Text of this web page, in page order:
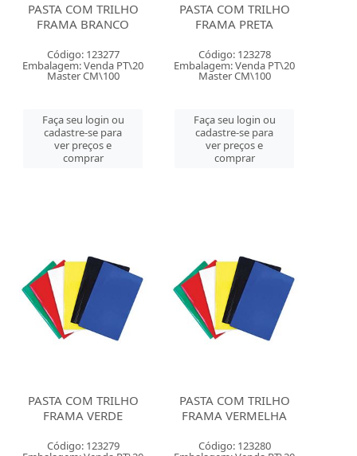
PASTA COM TRILHO
FRAMA BRANCO
Código: 123277
Embalagem: Venda PT\20
Master CM\100
Faça seu login ou
cadastre-se para
ver preços e
comprar
PASTA COM TRILHO
FRAMA PRETA
Código: 123278
Embalagem: Venda PT\20
Master CM\100
Faça seu login ou
cadastre-se para
ver preços e
comprar
PASTA COM TRILHO
FRAMA VERDE
Código: 123279
PASTA COM TRILHO
FRAMA VERMELHA
Código: 123280